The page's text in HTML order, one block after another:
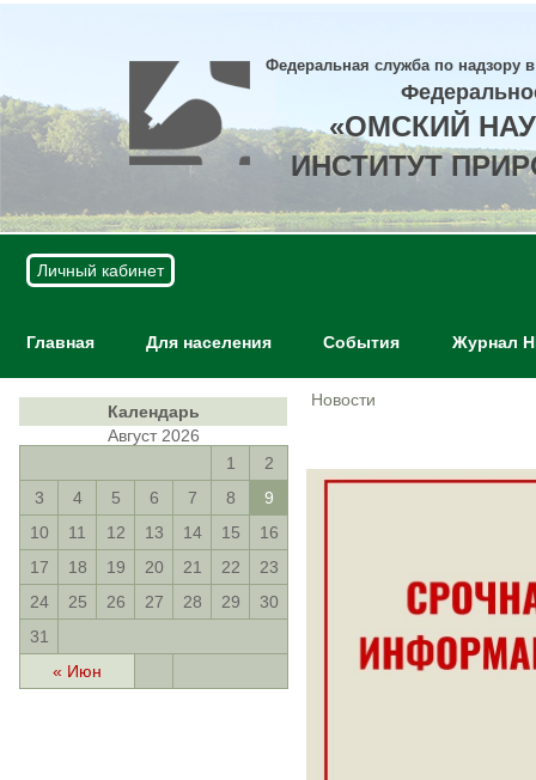
Федеральная служба по надзору
«ОМСКИЙ
ИНСТИТУТ
Личный кабинет
Главная Для населения События Журнал
Календарь
Август 2026
« Июн
1
2
3
4 5 6 7 8
9
10
11 12 13 14 15
16
17
18 19 20 21 22
23
24
25 26 27 28 29
30
31
Новости